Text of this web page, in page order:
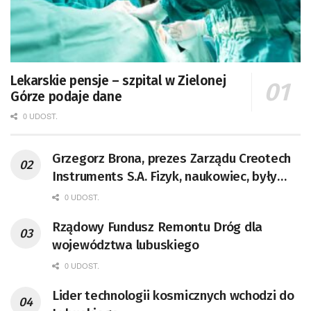
Lekarskie pensje – szpital w Zielonej
Górze podaje dane
0 UDOST.
Grzegorz Brona, prezes Zarządu Creotech
Instruments S.A. Fizyk, naukowiec, były
pracownik CERN w Genewie,
doktor habilitowany nauk fizycznych,
koordynator Rady Sektorowej ds.
Kompetencji Przemysłu Lotniczo-
Badań Kosmicznych i Satelitarnych PAN.
0 UDOST.
Rządowy Fundusz Remontu Dróg dla
województwa lubuskiego
0 UDOST.
Lider technologii kosmicznych wchodzi do